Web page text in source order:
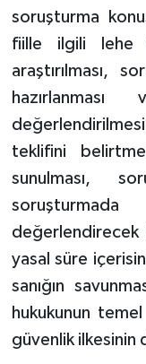
soruşturma
fiille ilgili lehe
araştırılması,
teklifini
sunulması,
değerlendirecek
yasal süre
sanığın
hukukunun
güvenlik ilkesinin